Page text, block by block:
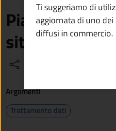
Piano di
sito
Ti suggeriamo di
aggiornata di uno
diffusi in commercio.
Argomenti
Trattamento dati